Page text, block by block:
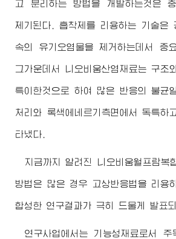
고 분리하는 방법을 개발하는것은
제기된다. 흡착제를 리용하는 기술은
속의 유기오염물을 제거하는데서 중
그가운데서 니오비움산염재료는 구조
특이한것으로 하여 많은 반응의 불균
처리와 록색에네르기측면에서 독특하
타냈다.
지금까지 알려진 니오비움월프람복
방법은 많은 경우 고상반응법을 리용
합성한 연구결과가 극히 드물게 발표되
연구사업에서는 기능성재료로서